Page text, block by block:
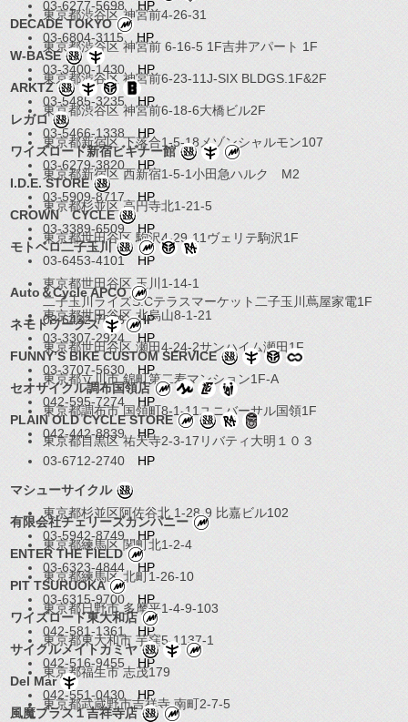
03-6277-5698 HP
東京都渋谷区 神宮前4-26-31
03-6804-3115 HP
DECADE TOKYO
東京都渋谷区 神宮前 6-16-5 1F吉井アパート 1F
03-3400-1430 HP
W-BASE
東京都渋谷区 神宮前6-23-11J-SIX BLDGS.1F&2F
03-5485-3235HP
ARKTZ
東京都渋谷区 神宮前6-18-6大橋ビル2F
03-5466-1338 HP
レガロ
東京都新宿区 下落合1-5-18メゾンシャルモン107
03-6279-3820 HP
ワイズロード新宿ビギナー館
東京都新宿区 西新宿1-5-1小田急ハルク M2
03-5909-8717 HP
I.D.E. STORE
東京都杉並区 高円寺北1-21-5
03-3389-6509 HP
CROWN CYCLE
東京都世田谷区 駒沢4-29-11ヴェリテ駒沢1F
03-6453-4101 HP
モトベロ二子玉川
東京都世田谷区 玉川1-14-1
二子玉川ライズS.Cテラスマーケット二子玉川蔦屋家電1F
03-6432-7856HP
Auto＆Cycle APCO
東京都世田谷区 北烏山8-1-21
03-3307-2924HP
ネモトワークス
東京都世田谷区 瀬田4-24-2サンハイム瀬田1F
03-3707-5630 HP
FUNNY’S BIKE CUSTOM SERVICE
東京都立川市 錦町第二寿マンション1F-A
042-595-7274 HP
セオサイクル調布国領店
東京都調布市 国領町8-1-11ユニバーサル国領1F
042-442-8839HP
PLAIN OLD CYCLE STORE
東京都目黒区 祐天寺2-3-17リバティ大明１０３
03-6712-2740 HP
マシューサイクル
東京都杉並区阿佐谷北 1-28-9 比嘉ビル102
03-5942-8749 HP
有限会社チェリーズカンパニー
東京都練馬区 関町北1-2-4
03-6323-4844HP
ENTER THE FIELD
東京都練馬区 北町1-26-10
03-6315-9700 HP
PIT TSURUOKA
東京都日野市 多摩平1-4-9-103
042-581-1361 HP
ワイズロード東大和店
東京都東大和市 芋窪5-1137-1
042-516-9455 HP
サイクルメイトカミヤ
東京都福生市 志茂179
042-551-0430HP
Del Mar
東京都武蔵野市吉祥寺 南町2-7-5
風魔プラス１吉祥寺店